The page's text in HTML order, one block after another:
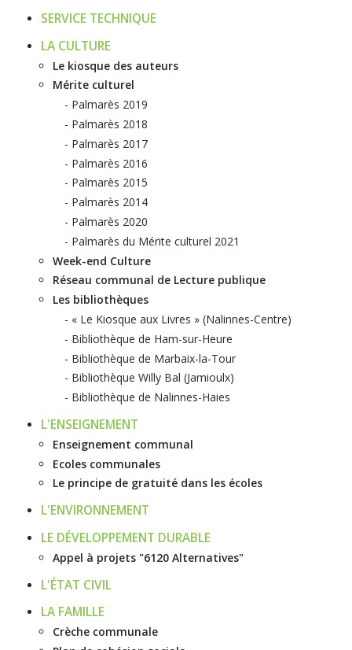
SERVICE TECHNIQUE
LA CULTURE
Le kiosque des auteurs
Mérite culturel
Palmarès 2019
Palmarès 2018
Palmarès 2017
Palmarès 2016
Palmarès 2015
Palmarès 2014
Palmarès 2020
Palmarès du Mérite culturel 2021
Week-end Culture
Réseau communal de Lecture publique
Les bibliothèques
« Le Kiosque aux Livres » (Nalinnes-Centre)
Bibliothèque de Ham-sur-Heure
Bibliothèque de Marbaix-la-Tour
Bibliothèque Willy Bal (Jamioulx)
Bibliothèque de Nalinnes-Haies
L'ENSEIGNEMENT
Enseignement communal
Ecoles communales
Le principe de gratuité dans les écoles
L'ENVIRONNEMENT
LE DÉVELOPPEMENT DURABLE
Appel à projets "6120 Alternatives"
L'ÉTAT CIVIL
LA FAMILLE
Crèche communale